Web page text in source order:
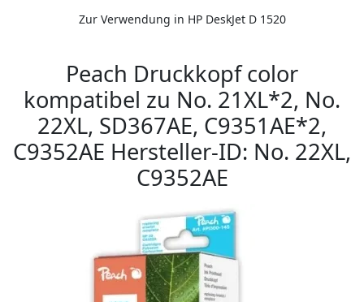
Zur Verwendung in HP DeskJet D 1520
Peach Druckkopf color
kompatibel zu No. 21XL*2, No.
22XL, SD367AE, C9351AE*2,
C9352AE Hersteller-ID: No. 22XL,
C9352AE